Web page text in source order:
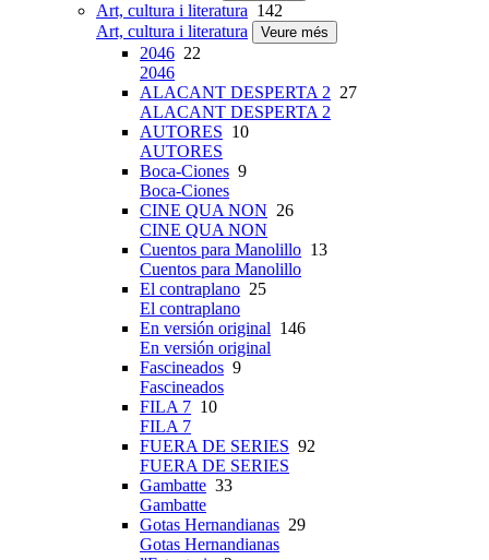
Art, cultura i literatura 142
Art, cultura i literatura
Veure més
2046 22
2046
ALACANT DESPERTA 2 27
ALACANT DESPERTA 2
AUTORES 10
AUTORES
Boca-Ciones 9
Boca-Ciones
CINE QUA NON 26
CINE QUA NON
Cuentos para Manolillo 13
Cuentos para Manolillo
El contraplano 25
El contraplano
En versión original 146
En versión original
Fascineados 9
Fascineados
FILA 7 10
FILA 7
FUERA DE SERIES 92
FUERA DE SERIES
Gambatte 33
Gambatte
Gotas Hernandianas 29
Gotas Hernandianas